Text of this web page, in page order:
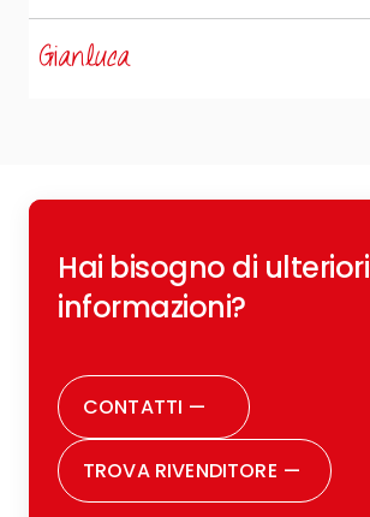
Gianluca
Hai bisogno di ulteriori
informazioni?
CONTATTI —
TROVA RIVENDITORE —